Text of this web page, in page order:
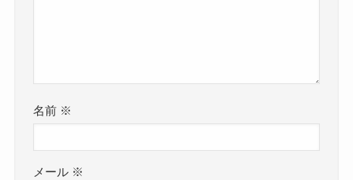
名前 ※
メール ※